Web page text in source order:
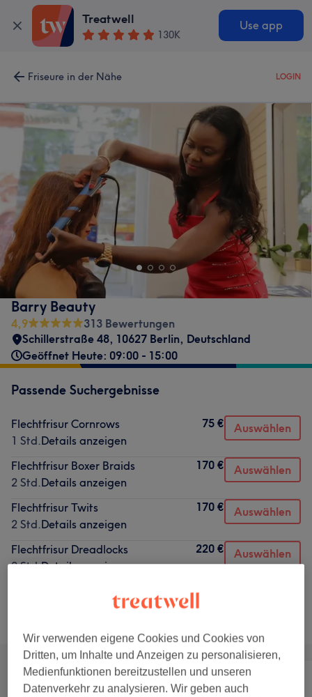
Treatwell
130K
Use app
Friseure in der Nähe LOGIN
Barry Beauty
4,9
313 Bewertungen
Schillerstraße 48, 10627 Berlin, Deutschland
Geöffnet Heute: 09:00 - 15:00
Passende Suchergebnisse
Flechtfrisur Cornrows
1 Std.Details anzeigen
75 € Auswählen
Flechtfrisur Boxer Braids
2 Std.Details anzeigen
170 € Auswählen
Flechtfrisur Twits
2 Std.Details anzeigen
170 € Auswählen
Flechtfrisur Dreadlocks
2 Std.Details anzeigen
220 € Auswählen
Nicht gefunden wonach du gesucht hast?
Wir verwenden eigene Cookies und Cookies von
Dritten, um Inhalte und Anzeigen zu personalisieren,
Medienfunktionen bereitzustellen und unseren
Datenverkehr zu analysieren. Wir geben auch